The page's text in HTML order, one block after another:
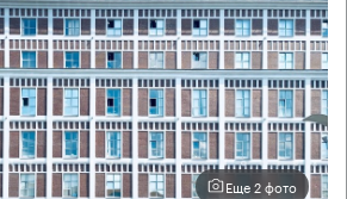
Еще 2 фото